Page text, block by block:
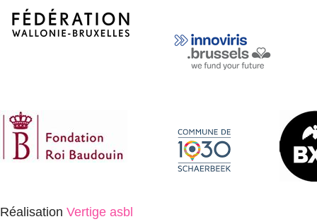
Réalisation Vertige asbl